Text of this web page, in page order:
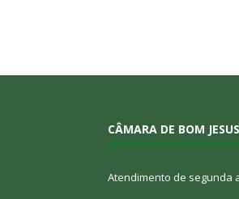
CÂMARA DE BOM
Atendimento de segunda